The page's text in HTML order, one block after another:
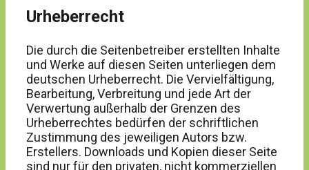
Urheberrecht
Die durch die Seitenbetreiber erstellten Inhalte
und Werke auf diesen Seiten unterliegen dem
deutschen Urheberrecht. Die Vervielfältigung,
Bearbeitung, Verbreitung und jede Art der
Verwertung außerhalb der Grenzen des
Urheberrechtes bedürfen der schriftlichen
Zustimmung des jeweiligen Autors bzw.
Erstellers. Downloads und Kopien dieser Seite
sind nur für den privaten, nicht kommerziellen